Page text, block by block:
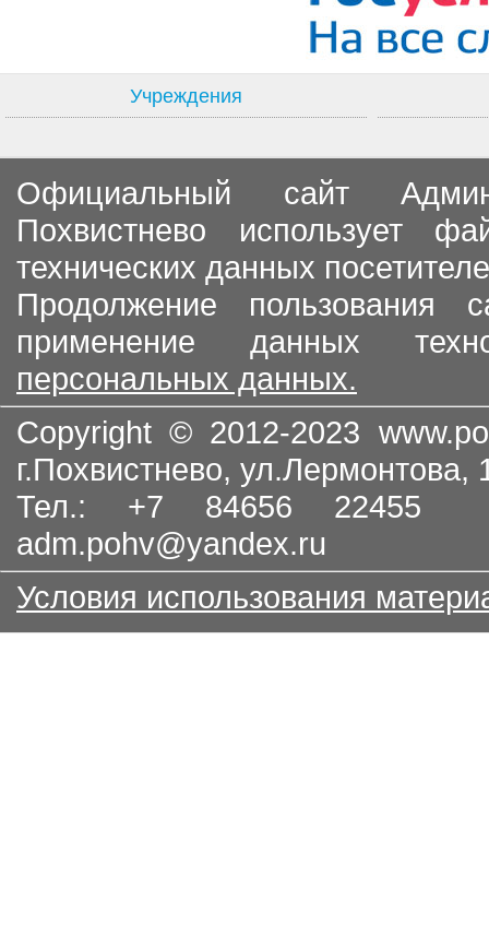
Учреждения
Официальный сайт
Похвистнево использует
технических данных
Продолжение пользования
применение данных
персональных данных.
Copyright © 2012-2023
г.Похвистнево, ул.Лермонтова,
Тел.: +7 84656
adm.pohv@yandex.ru
Условия использования